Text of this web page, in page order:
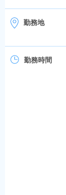
勤務地
勤務時間